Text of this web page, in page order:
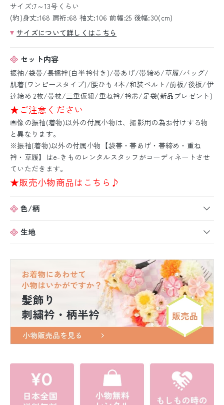
サイズ:7～13号くらい
(約)身丈:168 肩裄:68 袖丈:106 前幅:25 後幅:30(cm)
サイズについて詳しくはこちら
セット内容
振袖/袋帯/長襦袢(白半衿付き)/帯あげ/帯締め/草履/バッグ/
肌着(ワンピースタイプ)/腰ひも 4本/和装ベルト/前板/後板/伊
逹締め 2枚/帯枕/三重仮紐/重ね衿/衿芯/足袋(新品プレゼント)
★ご注意ください
画像の振袖(着物)以外の付属小物は、撮影用の為お付けする物
と異なります。
※振袖(着物)以外の付属小物【袋帯・帯あげ・帯締め・重ね
衿・草履】はe-きものレンタルスタッフがコーディネートさせ
ていただきます。
★販売小物商品はこちら♪
色/柄
生地